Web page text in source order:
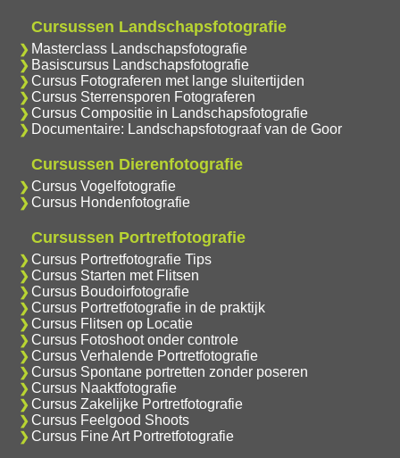
Cursussen Landschapsfotografie
Masterclass Landschapsfotografie
Basiscursus Landschapsfotografie
Cursus Fotograferen met lange sluitertijden
Cursus Sterrensporen Fotograferen
Cursus Compositie in Landschapsfotografie
Documentaire: Landschapsfotograaf van de Goor
Cursussen Dierenfotografie
Cursus Vogelfotografie
Cursus Hondenfotografie
Cursussen Portretfotografie
Cursus Portretfotografie Tips
Cursus Starten met Flitsen
Cursus Boudoirfotografie
Cursus Portretfotografie in de praktijk
Cursus Flitsen op Locatie
Cursus Fotoshoot onder controle
Cursus Verhalende Portretfotografie
Cursus Spontane portretten zonder poseren
Cursus Naaktfotografie
Cursus Zakelijke Portretfotografie
Cursus Feelgood Shoots
Cursus Fine Art Portretfotografie